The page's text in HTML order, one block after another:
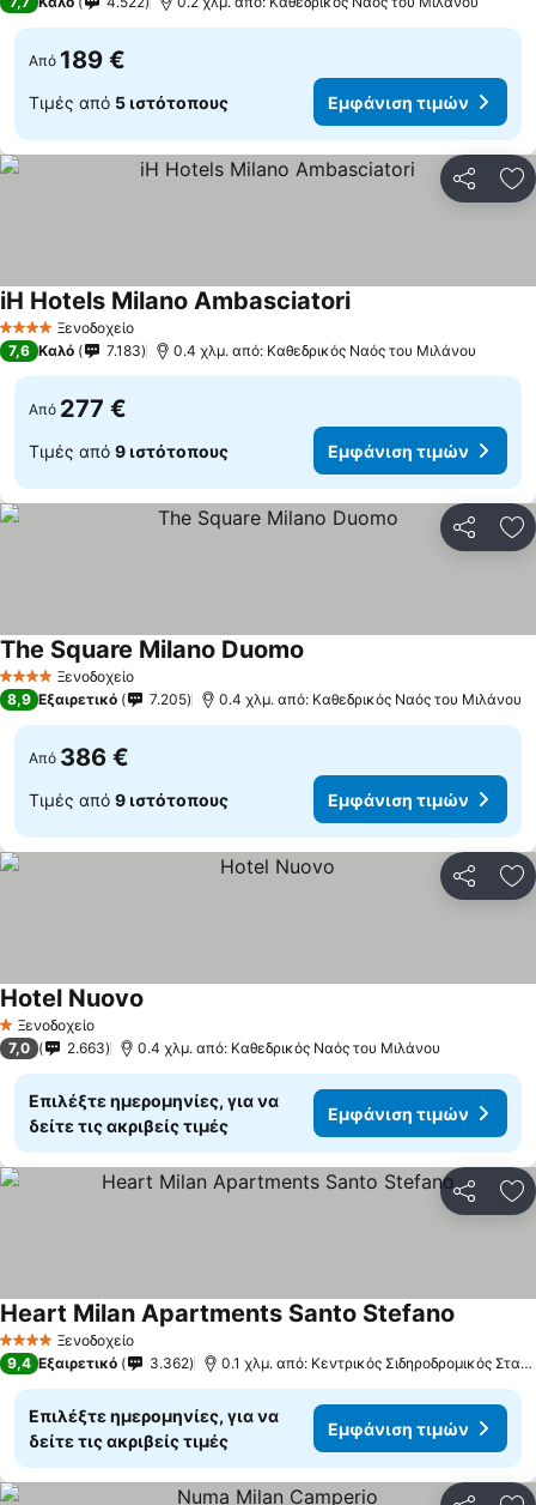
Από 189 €
Τιμές από 5 ιστότοπους Εμφάνιση τιμών
4 ΑστέριαΞενοδοχείο
iH Hotels Milano Ambasciatori
7,6 Καλό 7.183 0.4 χλμ. από: Καθεδρικός Ναός του Μιλάνου
Από 277 €
Τιμές από 9 ιστότοπους Εμφάνιση τιμών
4 ΑστέριαΞενοδοχείο
The Square Milano Duomo
8,9 Εξαιρετικό 7.205 0.4 χλμ. από: Καθεδρικός Ναός του Μιλάνου
Από 386 €
Τιμές από 9 ιστότοπους Εμφάνιση τιμών
1 Αστέρια
Ξενοδοχείο
Hotel Nuovo
7,0 2.663 0.4 χλμ. από: Καθεδρικός Ναός του Μιλάνου
Επιλέξτε ημερομηνίες, για να
δείτε τις ακριβείς τιμές
Εμφάνιση τιμών
4 ΑστέριαΞενοδοχείο
Heart Milan Apartments Santo Stefano
9,4 Εξαιρετικό 3.362 0.1 χλμ. από: Κεντρικός Σιδηροδρομικός Σταθμός του Μιλάνου
Επιλέξτε ημερομηνίες, για να
δείτε τις ακριβείς τιμές
Εμφάνιση τιμών